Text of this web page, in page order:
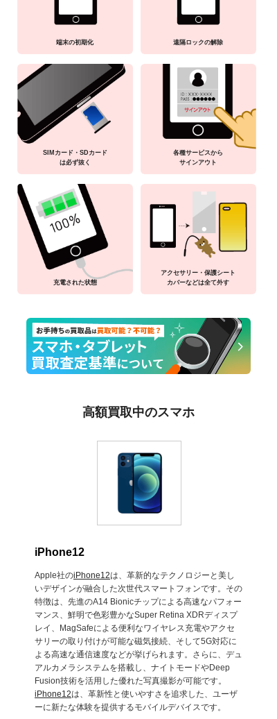
端末の初期化 遠隔ロックの解除
SIMカード・SDカード
は必ず抜く
各種サービスから
サインアウト
充電された状態
アクセサリー・保護シート
カバーなどは全て外す
高額買取中のスマホ
iPhone12
Apple社のiPhone12は、革新的なテクノロジーと美し
いデザインが融合した次世代スマートフォンです。その
特徴は、先進のA14 Bionicチップによる高速なパフォー
マンス、鮮明で色彩豊かなSuper Retina XDRディスプ
レイ、MagSafeによる便利なワイヤレス充電やアクセ
サリーの取り付けが可能な磁気接続、そして5G対応に
よる高速な通信速度などが挙げられます。さらに、デュ
アルカメラシステムを搭載し、ナイトモードやDeep
Fusion技術を活用した優れた写真撮影が可能です。
iPhone12は、革新性と使いやすさを追求した、ユーザ
ーに新たな体験を提供するモバイルデバイスです。